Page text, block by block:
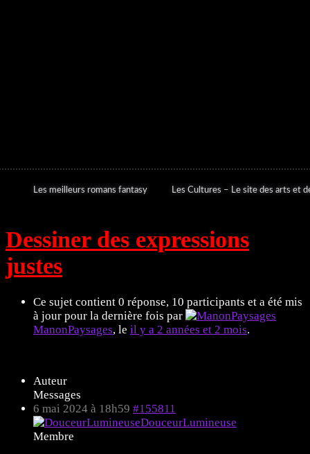
Les meilleurs romans fantasy Les Cultures – Le site des arts et
Dessiner des expressions
justes
Ce sujet contient 0 réponse, 10 participants et a été mis
à jour pour la dernière fois par
ManonPaysages, le il y a 2 années et 2 mois.
Auteur
Messages
6 mai 2024 à 18h59 #155811
DouceurLumineuse
Membre